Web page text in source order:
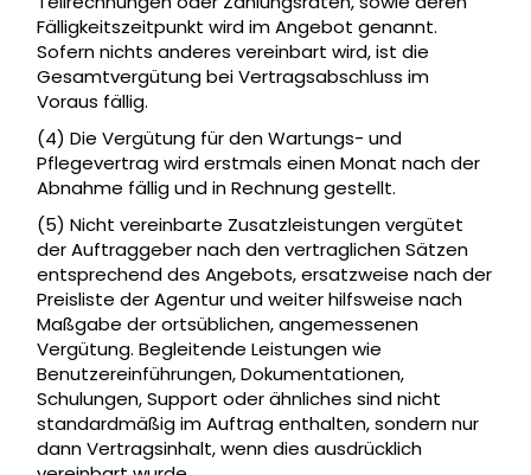
Fälligkeitszeitpunkt wird im Angebot genannt.
Sofern nichts anderes vereinbart wird, ist die
Gesamtvergütung bei Vertragsabschluss im
Voraus fällig.
(4) Die Vergütung für den Wartungs- und
Pflegevertrag wird erstmals einen Monat nach der
Abnahme fällig und in Rechnung gestellt.
(5) Nicht vereinbarte Zusatzleistungen vergütet
der Auftraggeber nach den vertraglichen Sätzen
entsprechend des Angebots, ersatzweise nach der
Preisliste der Agentur und weiter hilfsweise nach
Maßgabe der ortsüblichen, angemessenen
Vergütung. Begleitende Leistungen wie
Benutzereinführungen, Dokumentationen,
Schulungen, Support oder ähnliches sind nicht
standardmäßig im Auftrag enthalten, sondern nur
dann Vertragsinhalt, wenn dies ausdrücklich